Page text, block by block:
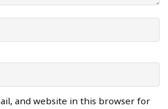
and website in this browser for